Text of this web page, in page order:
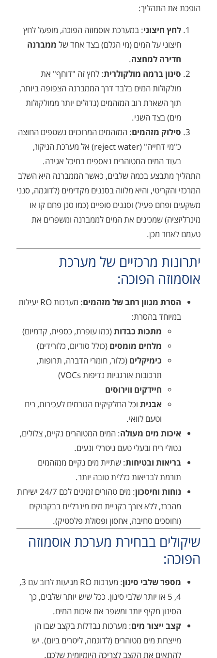
התהליך:
: במערכת אוסמוזה הפוכה, מופעל לחץ
על המים (מי הגלם) בצד אחד שלממברנה
למחצה.
ברמה מולקולרית: לחץ זה "דוחף" את
המים בלבד דרך הממברנה הצפופה ביותר,
השארת רוב המזהמים (גדולים יותר ממולקולות
בצד השני.
מזהמים: המזהמים המרוכזים נשטפים החוצה
כ"מי דחייה" (reject water) אל מערכת הניקוז,
המים המטוהרים נאספים במיכל אגירה.
בכמה שלבים, כאשר הממברנה היא השלב
והיא מלווה בסננים מקדימים (לדוגמה, סנני
פעיל) וסננים סופיים (כמו סנן פחם קו או
שמכינים את המים לממברנה ומשפרים את
מכן.
מרכזיים של מערכת
הפוכה:
מגוון רחב של מזהמים
: מערכות RO יעילות
בהסרת:
מתכות כבדות(כמו עופרת, כספית, קדמיום)
מלחים מומסים(כולל סודיום, כלורידים)
(כלור, חומרי הדברה, תרופות,
תרכובות אורגניות נדיפות VOCs)
חיידקים ווירוסים
וכל החלקיקים הגורמים לעכירות, ריח
מים מעולה: המים המטוהרים נקיים, צלולים,
ריח ובעלי טעם ניטרלי ונעים.
ובטיחות: שתיית מים נקיים ממזהמים
לבריאות כללית טובה יותר.
וחיסכון
: מים טהורים זמינים לכם 24/7 ישירות
ללא צורך בקניית מים מינרליים בבקבוקים
סחיבה, אחסון ופסולת פלסטיק).
בבחירת מערכת אוסמוזה
שלבי סינון
: מערכות RO מגיעות לרוב עם 3,
4, 5 או יותר שלבי סינון. ככל שיש יותר שלבים, כך
מקיף יותר ומשפר את איכות המים.
ייצור מים: מערכות נבדלות בקצב שבו הן
מים מטוהרים (לדוגמה, ליטרים ביום). יש
את הקצב לצריכה היומיומית שלכם.